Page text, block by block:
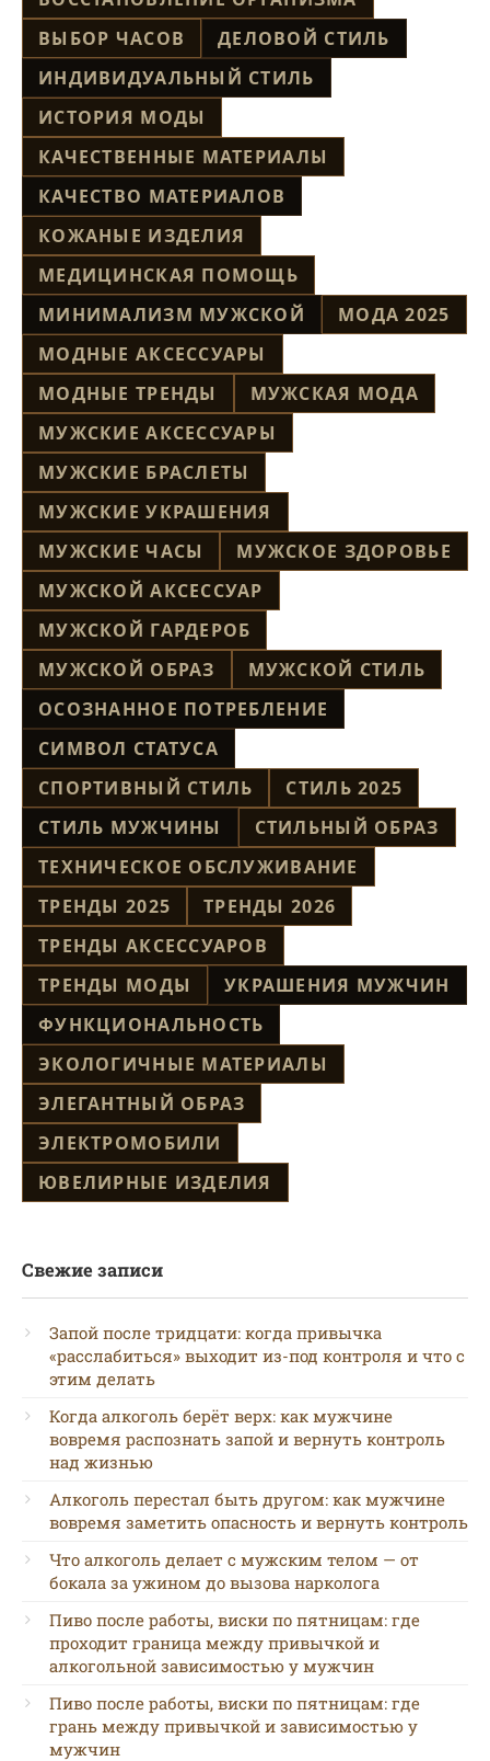
ВЫБОР ЧАСОВ
ДЕЛОВОЙ СТИЛЬ
ИНДИВИДУАЛЬНЫЙ СТИЛЬ
ИСТОРИЯ МОДЫ
КАЧЕСТВЕННЫЕ МАТЕРИАЛЫ
КАЧЕСТВО МАТЕРИАЛОВ
КОЖАНЫЕ ИЗДЕЛИЯ
МЕДИЦИНСКАЯ ПОМОЩЬ
МИНИМАЛИЗМ МУЖСКОЙ
МОДА 2025
МОДНЫЕ АКСЕССУАРЫ
МОДНЫЕ ТРЕНДЫ
МУЖСКАЯ МОДА
МУЖСКИЕ АКСЕССУАРЫ
МУЖСКИЕ БРАСЛЕТЫ
МУЖСКИЕ УКРАШЕНИЯ
МУЖСКИЕ ЧАСЫ
МУЖСКОЕ ЗДОРОВЬЕ
МУЖСКОЙ АКСЕССУАР
МУЖСКОЙ ГАРДЕРОБ
МУЖСКОЙ ОБРАЗ
МУЖСКОЙ СТИЛЬ
ОСОЗНАННОЕ ПОТРЕБЛЕНИЕ
СИМВОЛ СТАТУСА
СПОРТИВНЫЙ СТИЛЬ
СТИЛЬ 2025
СТИЛЬ МУЖЧИНЫ
СТИЛЬНЫЙ ОБРАЗ
ТЕХНИЧЕСКОЕ ОБСЛУЖИВАНИЕ
ТРЕНДЫ 2025
ТРЕНДЫ 2026
ТРЕНДЫ АКСЕССУАРОВ
ТРЕНДЫ МОДЫ
УКРАШЕНИЯ МУЖЧИН
ФУНКЦИОНАЛЬНОСТЬ
ЭКОЛОГИЧНЫЕ МАТЕРИАЛЫ
ЭЛЕГАНТНЫЙ ОБРАЗ
ЭЛЕКТРОМОБИЛИ
ЮВЕЛИРНЫЕ ИЗДЕЛИЯ
Свежие записи
Запой после тридцати: когда привычка
«расслабиться» выходит из-под контроля и что с
этим делать
Когда алкоголь берёт верх: как мужчине
вовремя распознать запой и вернуть контроль
над жизнью
Алкоголь перестал быть другом: как мужчине
вовремя заметить опасность и вернуть контроль
Что алкоголь делает с мужским телом — от
бокала за ужином до вызова нарколога
Пиво после работы, виски по пятницам: где
проходит граница между привычкой и
алкогольной зависимостью у мужчин
Пиво после работы, виски по пятницам: где
грань между привычкой и зависимостью у
мужчин